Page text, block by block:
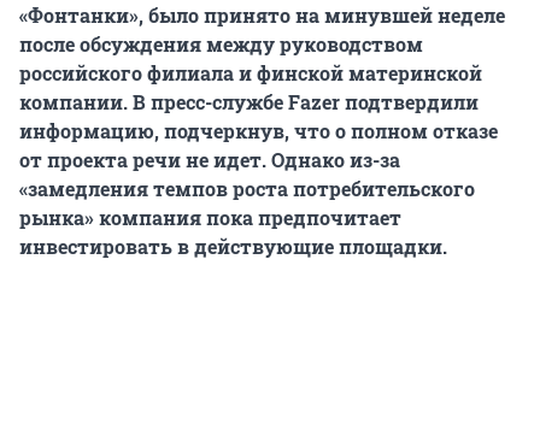
«Фонтанки», было принято на минувшей неделе
после обсуждения между руководством
российского филиала и финской материнской
компании. В пресс-службе Fazer подтвердили
информацию, подчеркнув, что о полном отказе
от проекта речи не идет. Однако из-за
«замедления темпов роста потребительского
рынка» компания пока предпочитает
инвестировать в действующие площадки.